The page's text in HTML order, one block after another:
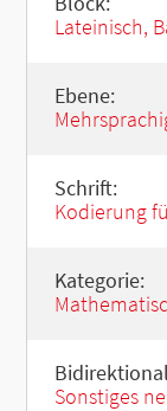
Lateinisch,
Ebene:
Schrift:
Kodierung
Kategorie:
Sonstiges